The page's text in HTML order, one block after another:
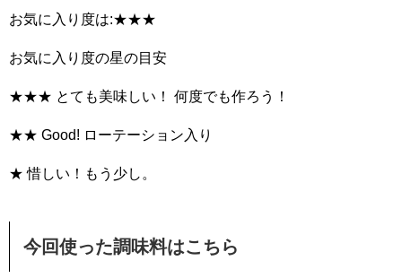
お気に入り度は:★★★
お気に入り度の星の目安
★★★ とても美味しい！ 何度でも作ろう！
★★ Good! ローテーション入り
★ 惜しい！もう少し。
今回使った調味料はこちら